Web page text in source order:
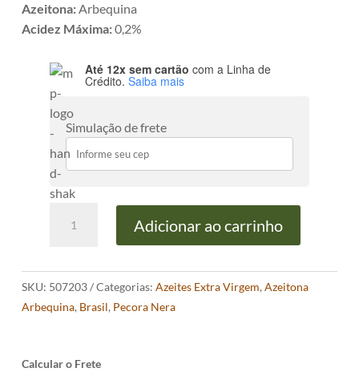
Azeitona:Arbequina
Acidez Máxima:0,2%
Até 12x sem cartão com a Linha de
Crédito. Saiba mais
Simulação de frete
PECORA
ARBEQUINA
500ML
quantidade
Adicionar ao carrinho
SKU: 507203 Categorias: Azeites Extra Virgem, Azeitona
Arbequina, Brasil, Pecora Nera
Calcular o Frete